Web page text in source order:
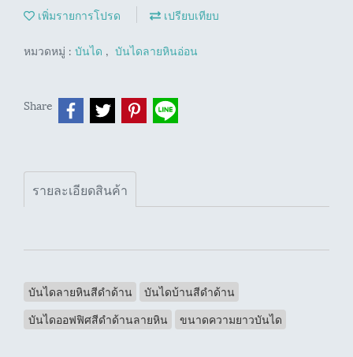
เพิ่มรายการโปรด เปรียบเทียบ
หมวดหมู่ : บันได , บันไดลายหินอ่อน
Share
รายละเอียดสินค้า
บันไดลายหินสีดำด้าน
บันไดบ้านสีดำด้าน
บันไดออฟฟิศสีดำด้านลายหิน
ขนาดความยาวบันได